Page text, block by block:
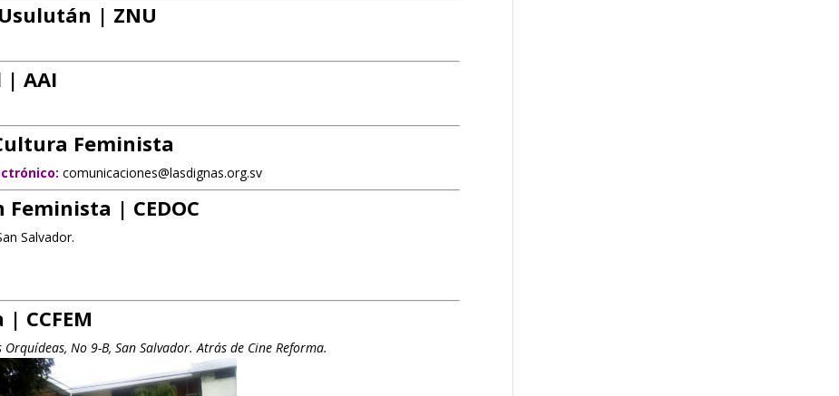
| ZNU
| AAI
Feminista
comunicaciones@lasdignas.org.sv
| CEDOC
Salvador.
CCFEM
No 9-B, San Salvador. Atrás de Cine Reforma.